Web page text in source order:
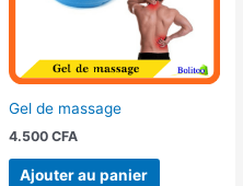
Gel de massage
4.500 CFA
Ajouter au panier